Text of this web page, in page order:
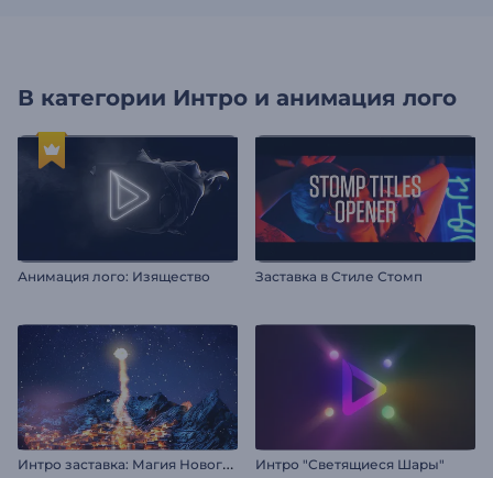
В категории Интро и анимация лого
Анимация лого: Изящество Заставка в Стиле Стомп
И
нтро заставка: Магия Нового года Интро "Светящиеся Шары"